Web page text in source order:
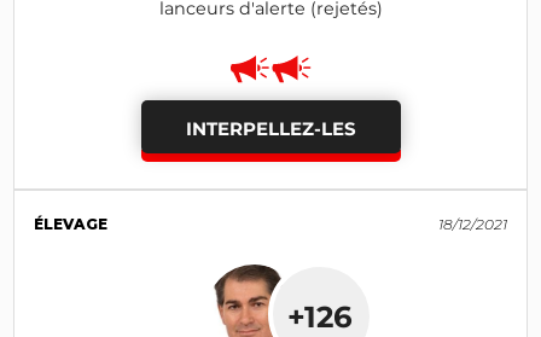
lanceurs d'alerte (rejetés)
INTERPELLEZ-LES
ÉLEVAGE 18/12/2021
+126